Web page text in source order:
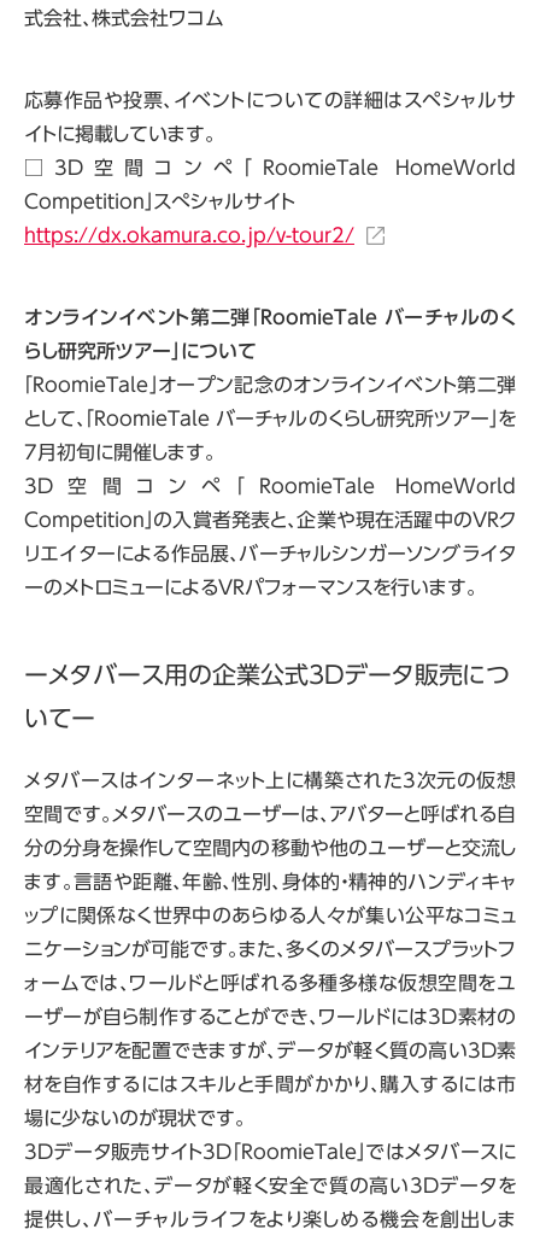
式会社、株式会社ワコム
応募作品や投票、イベントについての詳細はスペシャルサ
イトに掲載しています。
□3D空間コンペ「RoomieTale HomeWorld
Competition」スぺシャルサイト
https://dx.okamura.co.jp/v-tour2/
オンラインイベント第二弾「RoomieTale バーチャルのく
らし研究所ツアー」について
「RoomieTale」オープン記念のオンラインイベント第二弾
として、「RoomieTale バーチャルのくらし研究所ツアー」を
7月初旬に開催します。
3D空間コンペ「RoomieTale HomeWorld
Competition」の入賞者発表と、企業や現在活躍中のVRク
リエイターによる作品展、バーチャルシンガーソングライタ
ーのメトロミューによるVRパフォーマンスを行います。
ーメタバース用の企業公式3Dデータ販売につ
いてー
メタバースはインターネット上に構築された3次元の仮想
空間です。メタバースのユーザーは、アバターと呼ばれる自
分の分身を操作して空間内の移動や他のユーザーと交流し
ます。言語や距離、年齢、性別、身体的・精神的ハンディキャ
ップに関係なく世界中のあらゆる人々が集い公平なコミュ
ニケーションが可能です。また、多くのメタバースプラットフ
ォームでは、ワールドと呼ばれる多種多様な仮想空間をユ
ーザーが自ら制作することができ、ワールドには3D素材の
インテリアを配置できますが、データが軽く質の高い3D素
材を自作するにはスキルと手間がかかり、購入するには市
場に少ないのが現状です。
3Dデータ販売サイト3D「RoomieTale」ではメタバースに
最適化された、データが軽く安全で質の高い3Dデータを
提供し、バーチャルライフをより楽しめる機会を創出しま